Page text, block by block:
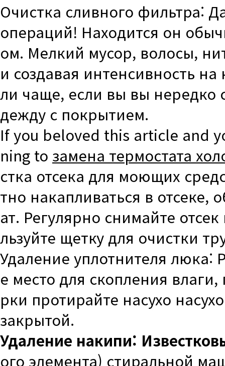
Очистка сливного фильтра:
операций! Находится он
ом. Мелкий мусор, волосы,
и создавая интенсивность
ли чаще, если вы вы нередко
дежду с покрытием.
If you beloved this article and
ning to замена термостата
стка отсека для моющих
тно накапливаться в
ат. Регулярно снимайте
льзуйте щетку для очистки
Удаление уплотнителя люка:
е место для скопления
рки протирайте насухо
закрытой.
Удаление накипи:
ого элемента) стиральной